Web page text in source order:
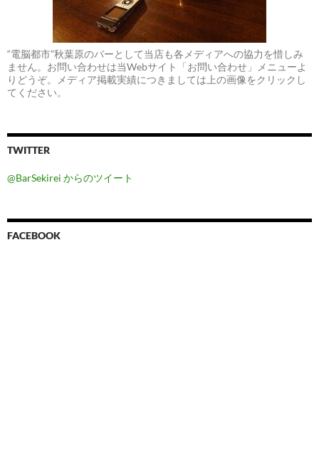
“電脳都市”秋葉原のバーとして当店も各メディアへの協力を惜しみ
ません。お問い合わせは当Webサイト「お問い合わせ」メニューよ
りどうぞ。メディア掲載実績につきましては上の画像をクリックし
てください。
TWITTER
@BarSekirei からのツイート
FACEBOOK